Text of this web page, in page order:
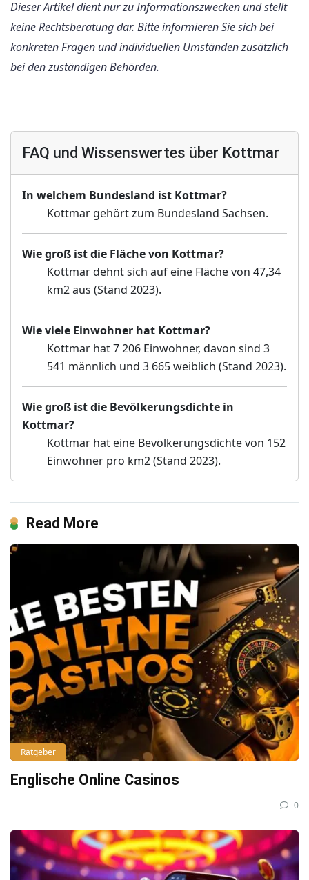
Dieser Artikel dient nur zu Informationszwecken und stellt
keine Rechtsberatung dar. Bitte informieren Sie sich bei
konkreten Fragen und individuellen Umständen zusätzlich
bei den zuständigen Behörden.
FAQ und Wissenswertes über Kottmar
In welchem Bundesland ist Kottmar?
Kottmar gehört zum Bundesland Sachsen.
Wie groß ist die Fläche von Kottmar?
Kottmar dehnt sich auf eine Fläche von 47,34
km2 aus (Stand 2023).
Wie viele Einwohner hat Kottmar?
Kottmar hat 7 206 Einwohner, davon sind 3
541 männlich und 3 665 weiblich (Stand 2023).
Wie groß ist die Bevölkerungsdichte in
Kottmar?
Kottmar hat eine Bevölkerungsdichte von 152
Einwohner pro km2 (Stand 2023).
Read More
Ratgeber
Englische Online Casinos
0